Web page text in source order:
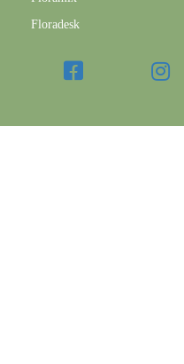
Floradesk